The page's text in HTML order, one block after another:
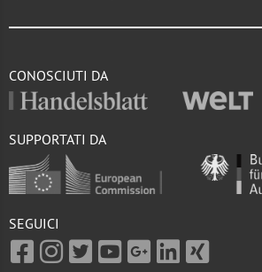
CONOSCIUTI DA
SUPPORTATI DA
SEGUICI